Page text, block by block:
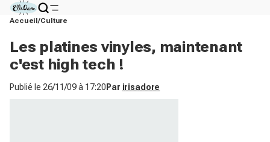
Accueil Culture
Les platines vinyles, maintenant
c'est high tech !
Publié le 26/11/09 à 17:20 Par irisadore